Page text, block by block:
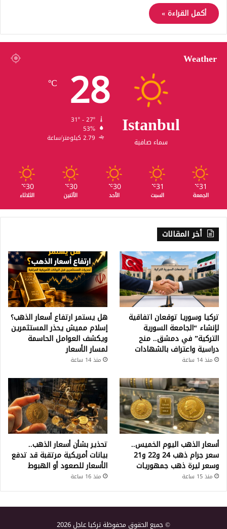
أكمل القراءة »
Weather
Istanbul
سماء صافية
28
℃
53%
2.79 كيلومتر/ساعة
31
℃
الجمعة
31
℃
السبت
30
℃
الأحد
30
℃
الأثنين
30
℃
الثلاثاء
أخر المقالات
تركيا وسوريا توقعان اتفاقية
لإنشاء “الجامعة السورية
التركية” في دمشق.. منح
دراسية واعتراف بالشهادات
منذ 14 ساعة
هل يستمر ارتفاع أسعار الذهب؟
إسلام مميش يحذر المستثمرين
ويكشف العوامل الحاسمة
لمسار الأسعار
منذ 14 ساعة
أسعار الذهب اليوم الخميس..
سعر جرام ذهب 24 و22 و21
وسعر ليرة ذهب جمهوريات
منذ 15 ساعة
تحذير بشأن أسعار الذهب..
بيانات أمريكية مرتقبة قد تدفع
الأسعار للصعود أو الهبوط
منذ 16 ساعة
© جميع الحقوق محفوظة تركيا عاجل 2026